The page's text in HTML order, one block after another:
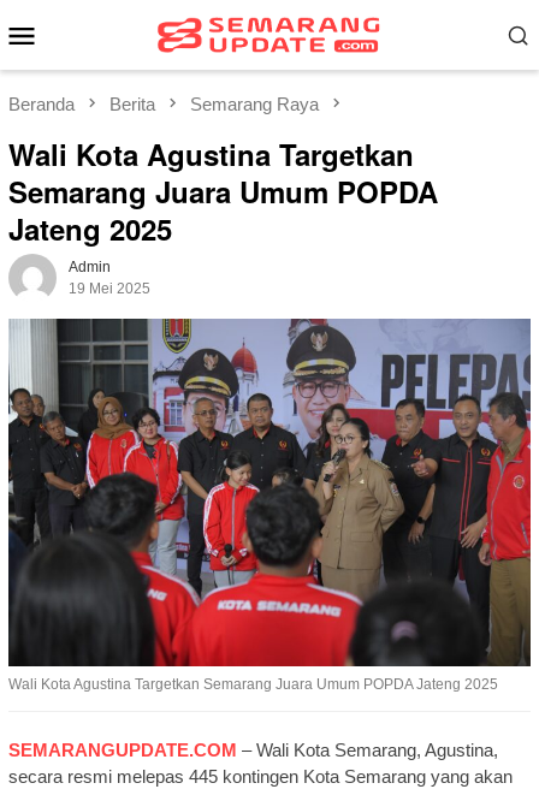
ke
Mobile
Beranda Berita Semarang Raya
Wali Kota Agustina Targetkan
Semarang Juara Umum POPDA
Jateng 2025
Admin
19 Mei 2025
Wali Kota Agustina Targetkan Semarang Juara Umum POPDA Jateng 2025
SEMARANGUPDATE.COM – Wali Kota Semarang, Agustina,
secara resmi melepas 445 kontingen Kota Semarang yang akan